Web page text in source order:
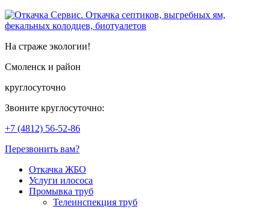
На страже экологии!
Смоленск и район
круглосуточно
Звоните круглосуточно:
+7 (4812) 56-52-86
Перезвонить вам?
Откачка ЖБО
Услуги илососа
Промывка труб
Телеинспекция труб